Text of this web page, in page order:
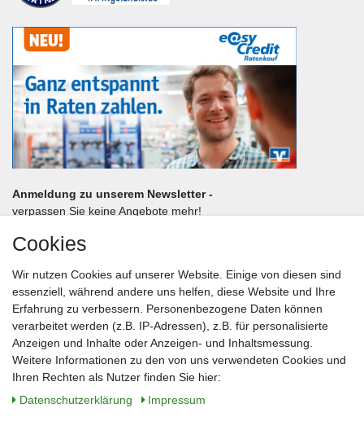
Anmeldung zu unserem Newsletter -
verpassen Sie keine Angebote mehr!
Nachname*
E-Mail*
Cookies
Wir nutzen Cookies auf unserer Website. Einige von diesen sind
essenziell, während andere uns helfen, diese Website und Ihre
Erfahrung zu verbessern. Personenbezogene Daten können
verarbeitet werden (z.B. IP-Adressen), z.B. für personalisierte
Anzeigen und Inhalte oder Anzeigen- und Inhaltsmessung.
Weitere Informationen zu den von uns verwendeten Cookies und
Ihren Rechten als Nutzer finden Sie hier:
Daten­schutz­erklärung
Impressum